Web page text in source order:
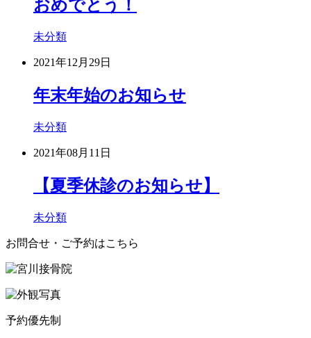
おめでとう！
未分類
2021年12月29日
年末年始のお知らせ
未分類
2021年08月11日
【夏季休診のお知らせ】
未分類
お問合せ・ご予約はこちら
予約優先制